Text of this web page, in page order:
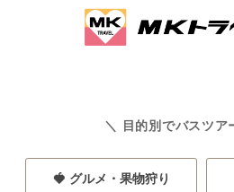
＼ 目的別でバスツア
🍓 グルメ・果物狩り